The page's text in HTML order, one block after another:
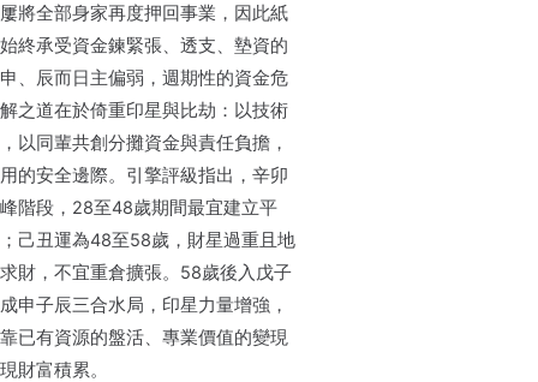
將全部身家再度押回事業，因此紙
終承受資金鍊緊張、透支、墊資的
、辰而日主偏弱，週期性的資金危
之道在於倚重印星與比劫：以技術
以同輩共創分攤資金與責任負擔，
的安全邊際。引擎評級指出，辛卯
階段，28至48歲期間最宜建立平
己丑運為48至58歲，財星過重且地
財，不宜重倉擴張。58歲後入戊子
申子辰三合水局，印星力量增強，
已有資源的盤活、專業價值的變現
財富積累。